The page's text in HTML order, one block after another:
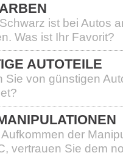
ist bei Autos
Was ist Ihr Favorit?
AUTOTEILE
Sie von günstigen
der
vertrauen Sie dem